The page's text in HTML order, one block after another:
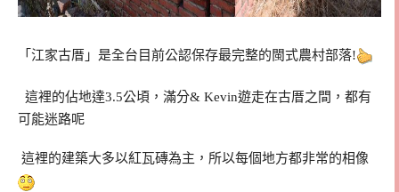
「江家古厝」是全台目前公認保存最完整的閩式農村部落!
這裡的佔地達3.5公頃，滿分& Kevin遊走在古厝之間，都有
可能迷路呢
這裡的建築大多以紅瓦磚為主，所以每個地方都非常的相像